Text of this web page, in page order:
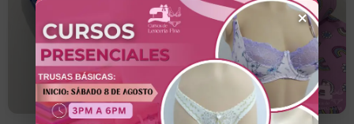
×